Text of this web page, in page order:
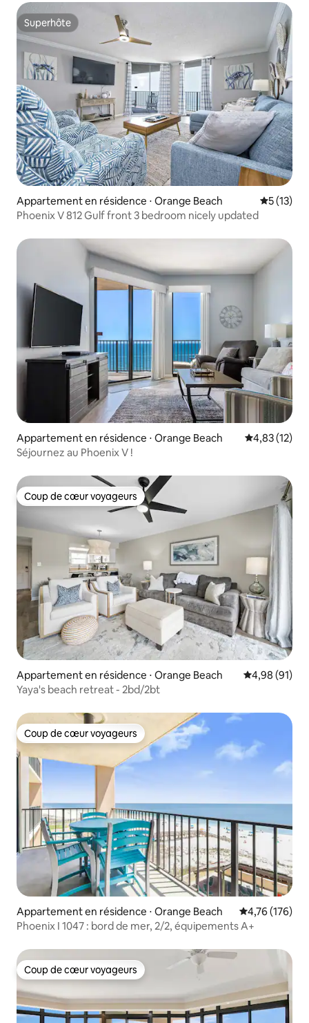
Superhôte
Superhôte
Appartement en résidence ⋅ Orange Beach
5 (13)
Phoenix V 812 Gulf front 3 bedroom nicely updated
Appartement en résidence ⋅ Orange Beach Évaluation
4,83 (12)
Séjournez au Phoenix V !
Coup de cœur voyageurs
Coup de cœur voyageurs
Appartement en résidence ⋅ Orange Beach Évaluation
4,98 (91)
Yaya's beach retreat - 2bd/2bt
Coup de cœur voyageurs
Coup de cœur voyageurs
Appartement en résidence ⋅ Orange Beach Évaluation
4,76 (176)
Phoenix I 1047 : bord de mer, 2/2, équipements A+
Coup de cœur voyageurs
Coup de cœur voyageurs